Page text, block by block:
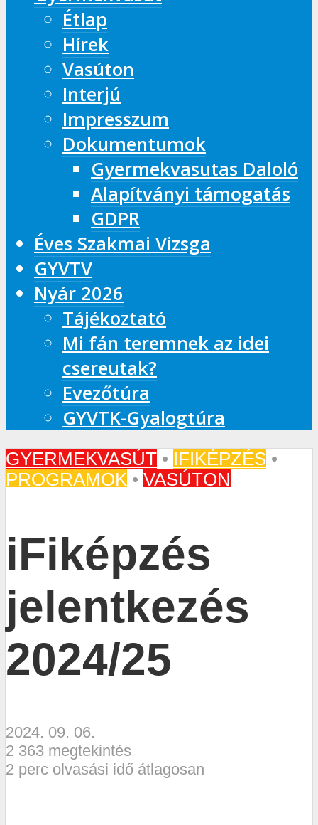
Étlap
Hírek
Vasúton
Interjú
Impresszum
Dokumentumok
Gyermekvasutas Daloló
Alapítványi támogatás
GDPR
Éves Szakmai Vizsga
GYVTV
Nyár 2026
Tájékoztató
Mi fán teremnek az idei
csereutak?
Evezőtúra
GYVTK-Gyalogtúra
GYERMEKVASÚT • IFIKÉPZÉS •
PROGRAMOK • VASÚTON
iFiképzés
jelentkezés
2024/25
2024. 09. 06.
2 363 megtekintés
2 perc olvasási idő átlagosan